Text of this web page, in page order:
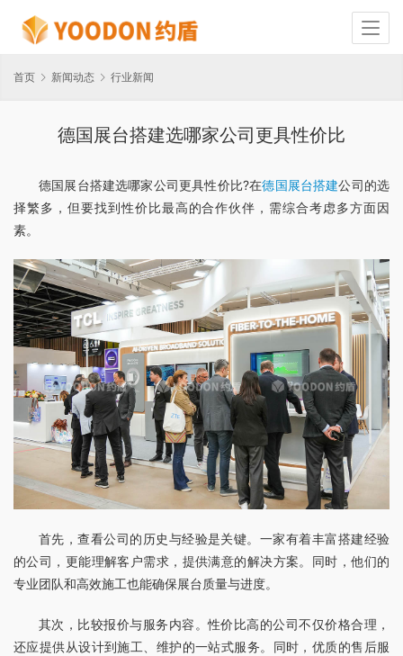
首页 新闻动态 行业新闻
德国展台搭建选哪家公司更具性价比
德国展台搭建选哪家公司更具性价比?在德国展台搭建公司的选
择繁多，但要找到性价比最高的合作伙伴，需综合考虑多方面因
素。
首先，查看公司的历史与经验是关键。一家有着丰富搭建经验
的公司，更能理解客户需求，提供满意的解决方案。同时，他们的
专业团队和高效施工也能确保展台质量与进度。
其次，比较报价与服务内容。性价比高的公司不仅价格合理，
还应提供从设计到施工、维护的一站式服务。同时，优质的售后服